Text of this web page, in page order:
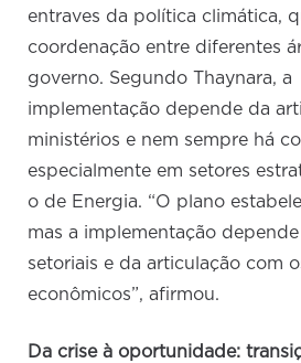
entraves da política climática,
coordenação entre diferentes
governo. Segundo Thaynara, a
implementação depende da
ministérios e nem sempre há
especialmente em setores
o de Energia. “O plano
mas a implementação
setoriais e da articulação com
econômicos”, afirmou.
Da crise à oportunidade: